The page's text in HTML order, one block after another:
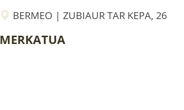
BERMEO | ZUBIAUR TAR KEPA, 26
MERKATUA